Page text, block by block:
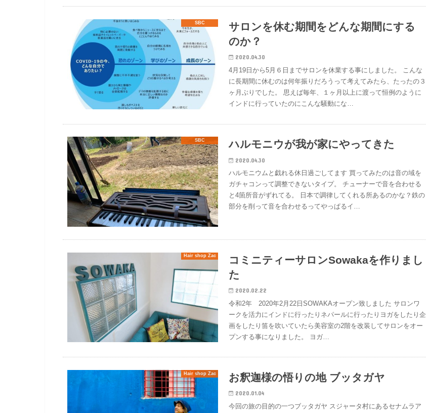
SBC
サロンを休む期間をどんな期間にする
のか？
2020.04.30
4月19日から5月６日までサロンを休業する事にしました。 こんな
に長期間に休むのは何年振りだろうって考えてみたら、たったの３
ヶ月ぶりでした。 思えば毎年、１ヶ月以上に渡って恒例のように
インドに行っていたのにこんな騒動にな…
SBC ハルモニウが我が家にやってきた
2020.04.30
ハルモニウムと戯れる休日過ごしてます 買ってみたのは音の域を
ガチャコンって調整できないタイプ。 チューナーで音を合わせる
と4箇所音がずれてる。 日本で調律してくれる所あるのかな？鉄の
部分を削って音を合わせるってやっぱるイ…
Hair shop Zac
コミニティーサロンSowakaを作りまし
た
2020.02.22
令和2年 2020年2月22日SOWAKAオープン致しました サロンワ
ークを活力にインドに行ったりネパールに行ったりヨガをしたり企
画をしたり笛を吹いていたら美容室の2階を改装してサロンをオー
プンする事になりました。 ヨガ…
Hair shop Zac お釈迦様の悟りの地 ブッタガヤ
2020.01.04
今回の旅の目的の一つブッタガヤ スジャータ村にあるセナムラア